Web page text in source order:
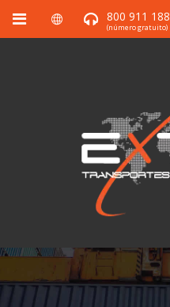
800 911 188
(número gratuito)